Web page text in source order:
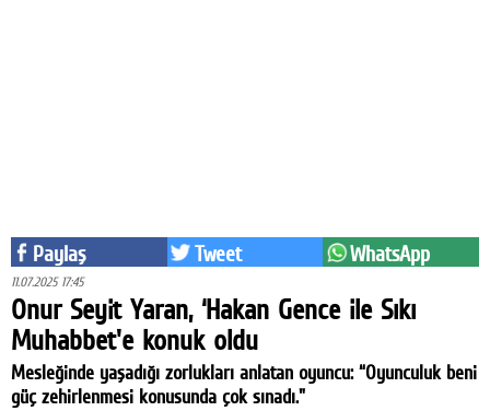
Kültür-sanat
Sağlık
Yazarlar
Paylaş Tweet WhatsApp
11.07.2025 17:45
Onur Seyit Yaran, ‘Hakan Gence ile Sıkı
Muhabbet'e konuk oldu
Mesleğinde yaşadığı zorlukları anlatan oyuncu: “Oyunculuk beni
güç zehirlenmesi konusunda çok sınadı."